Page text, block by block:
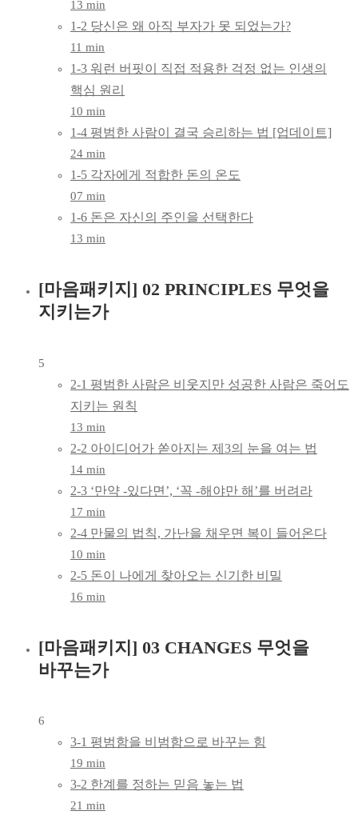
10분,
돈의
키우기,
몸마음
패키지
13 min
1-2 당신은 왜 아직 부자가 못 되었는가?
11 min
1-3 워런 버핏이 직접 적용한 걱정 없는 인생의
핵심 원리
10 min
1-4 평범한 사람이 결국 승리하는 법 [업데이트]
24 min
1-5 각자에게 적합한 돈의 온도
07 min
1-6 돈은 자신의 주인을 선택한다
13 min
[마음패키지] 02 PRINCIPLES 무엇을
지키는가
5
2-1 평범한 사람은 비웃지만 성공한 사람은 죽어도
지키는 원칙
13 min
2-2 아이디어가 쏟아지는 제3의 눈을 여는 법
14 min
2-3 ‘만약 -있다면’, ‘꼭 -해야만 해’를 버려라
17 min
2-4 만물의 법칙, 가난을 채우면 복이 들어온다
10 min
2-5 돈이 나에게 찾아오는 신기한 비밀
16 min
[마음패키지] 03 CHANGES 무엇을
바꾸는가
6
3-1 평범함을 비범함으로 바꾸는 힘
19 min
3-2 한계를 정하는 믿음 놓는 법
21 min